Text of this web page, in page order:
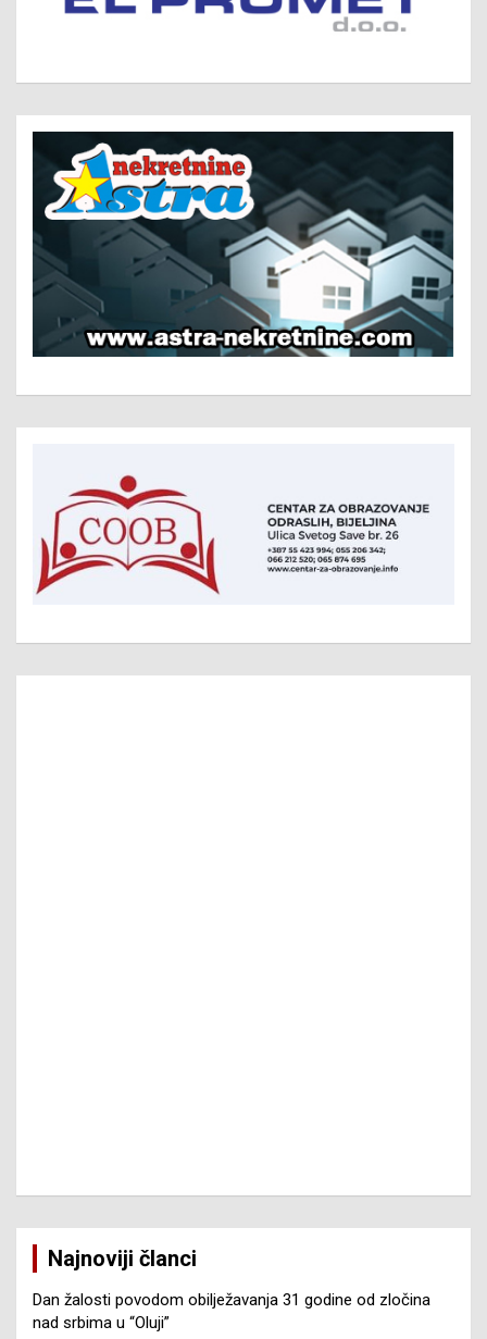
Najnoviji članci
Dan žalosti povodom obilježavanja 31 godine od zločina
nad srbima u “Oluji”